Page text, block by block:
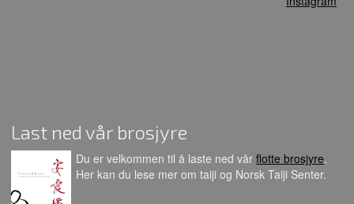
Last ned vår brosjyre
Du er velkommen til å laste ned vår flotte brosjyre.
Her kan du lese mer om taiji og Norsk Taiji Senter.